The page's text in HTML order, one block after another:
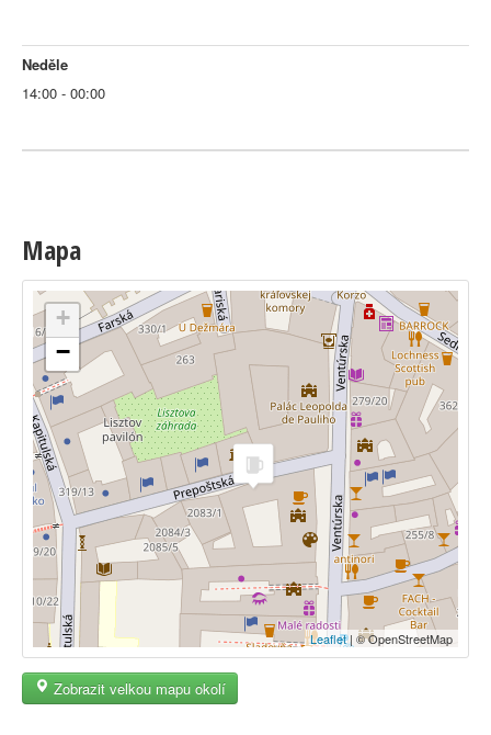
Neděle
14:00 - 00:00
Mapa
+
−
Leaflet| © OpenStreetMap
Zobrazit velkou mapu okolí